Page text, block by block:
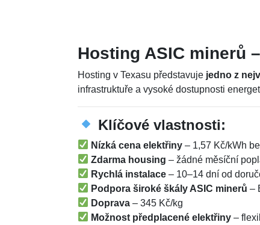
Hosting ASIC minerů
Hosting v Texasu představuje jedno z
infrastruktuře a vysoké dostupnosti
Klíčové vlastnosti:
Nízká cena elektřiny – 1,57 Kč/kWh
Zdarma housing – žádné měsíční
Rychlá instalace – 10–14 dní od
Podpora široké škály ASIC minerů –
Doprava – 345 Kč/kg
Možnost předplacené elektřiny –